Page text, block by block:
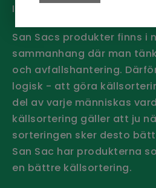
Integritetspolicy
San Sacs produkter finns i
sammanhang där man
och avfallshantering.
logisk - att göra
del av varje människas
källsortering gäller att ju
sorteringen sker desto
San Sac har produkterna
en bättre källsortering.